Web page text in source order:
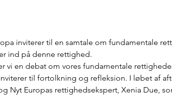
inviterer til en samtale om fundamentale
ind på denne rettighed.
vi en debat om vores fundamentale
til fortolkning og refleksion. I løbet af
Nyt Europas rettighedsekspert, Xenia Due,